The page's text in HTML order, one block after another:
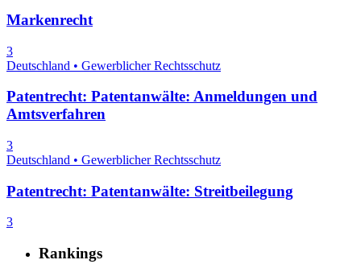
Markenrecht
3
Deutschland • Gewerblicher Rechtsschutz
Patentrecht: Patentanwälte: Anmeldungen und
Amtsverfahren
3
Deutschland • Gewerblicher Rechtsschutz
Patentrecht: Patentanwälte: Streitbeilegung
3
Rankings